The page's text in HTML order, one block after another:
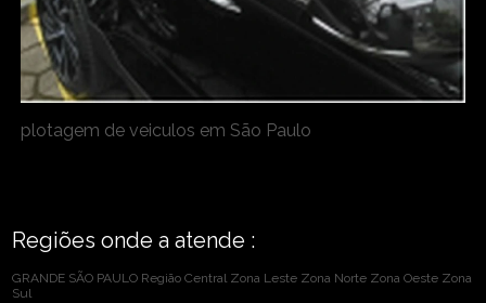
plotagem de veiculos em São Paulo
Regiões onde a atende :
GRANDE SÃO PAULO Região Central Zona Leste Zona Norte Zona Oeste Zona
Sul